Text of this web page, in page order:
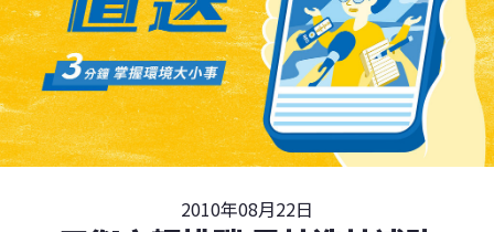
2010年08月22日